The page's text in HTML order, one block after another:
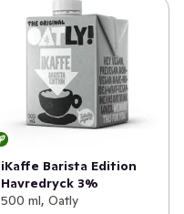
iKaffe Barista Edition
Havredryck 3%
500 ml, Oatly